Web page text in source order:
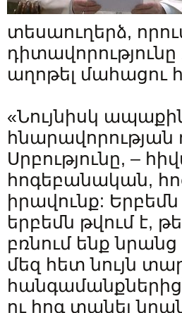
տեսաուղերձ,
աղոթել մահացու
«Նույնիսկ
հնարավորության
Սրբությունը, –
հոգեբանական,
իրավունք:
երբեմն թվում է,
բռնում ենք
մեզ հետ նույն
ու հոգ տանել